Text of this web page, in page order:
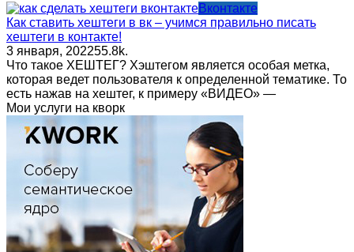
Вконтакте
Как ставить хештеги в вк – учимся правильно писать
хештеги в контакте!
3 января, 202255.8k.
Что такое ХЕШТЕГ? Хэштегом является особая метка,
которая ведет пользователя к определенной тематике. То
есть нажав на хештег, к примеру «ВИДЕО» —
Мои услуги на кворк